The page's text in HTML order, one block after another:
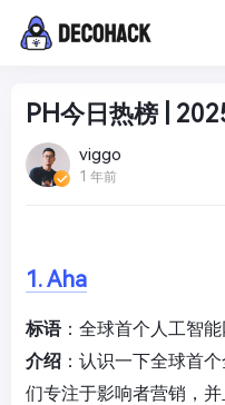
PH今日热榜 |
viggo
1 年前
1. Aha
标语：全球首个人工智
介绍 ：认识一下全球首
们专注于影响者营销，